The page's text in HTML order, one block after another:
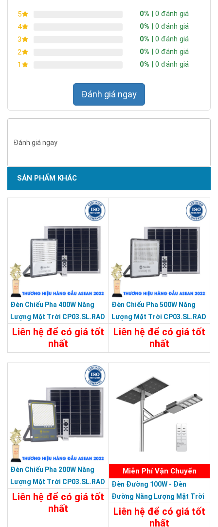
5 0% | 0 đánh giá
4
0% | 0 đánh giá
3
0% | 0 đánh giá
2
0% | 0 đánh giá
1
0% | 0 đánh giá
Đánh giá ngay
Đánh giá ngay
SẢN PHẨM KHÁC
Đèn Chiếu Pha 400W Năng
Lượng Mặt Trời CP03.SL.RAD
400W.V2
Liên hệ để có giá tốt
nhất
Đèn Chiếu Pha 500W Năng
Lượng Mặt Trời CP03.SL.RAD
500W.V2
Liên hệ để có giá tốt
nhất
Đèn Chiếu Pha 200W Năng
Lượng Mặt Trời CP03.SL.RAD
200W.V2
Liên hệ để có giá tốt
nhất
Miễn Phí Vận Chuyển
Đèn Đường 100W - Đèn
Đường Năng Lượng Mặt Trời
100W CSD02.SL 100W
Liên hệ để có giá tốt
nhất